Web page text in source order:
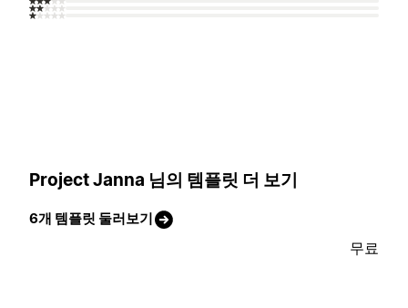
Project Janna 님의 템플릿 더 보기
6개 템플릿 둘러보기
무료